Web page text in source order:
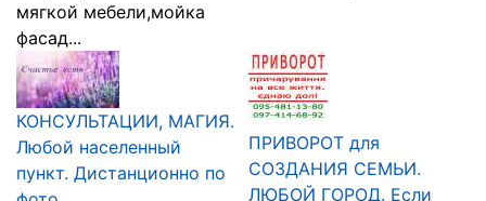
мягкой мебели,мойка
фасад...
КОНСУЛЬТАЦИИ, МАГИЯ.
Любой населенный
пункт. Дистанционно по
ПРИВОРОТ для
СОЗДАНИЯ СЕМЬИ.
ЛЮБОЙ ГОРОД. Если